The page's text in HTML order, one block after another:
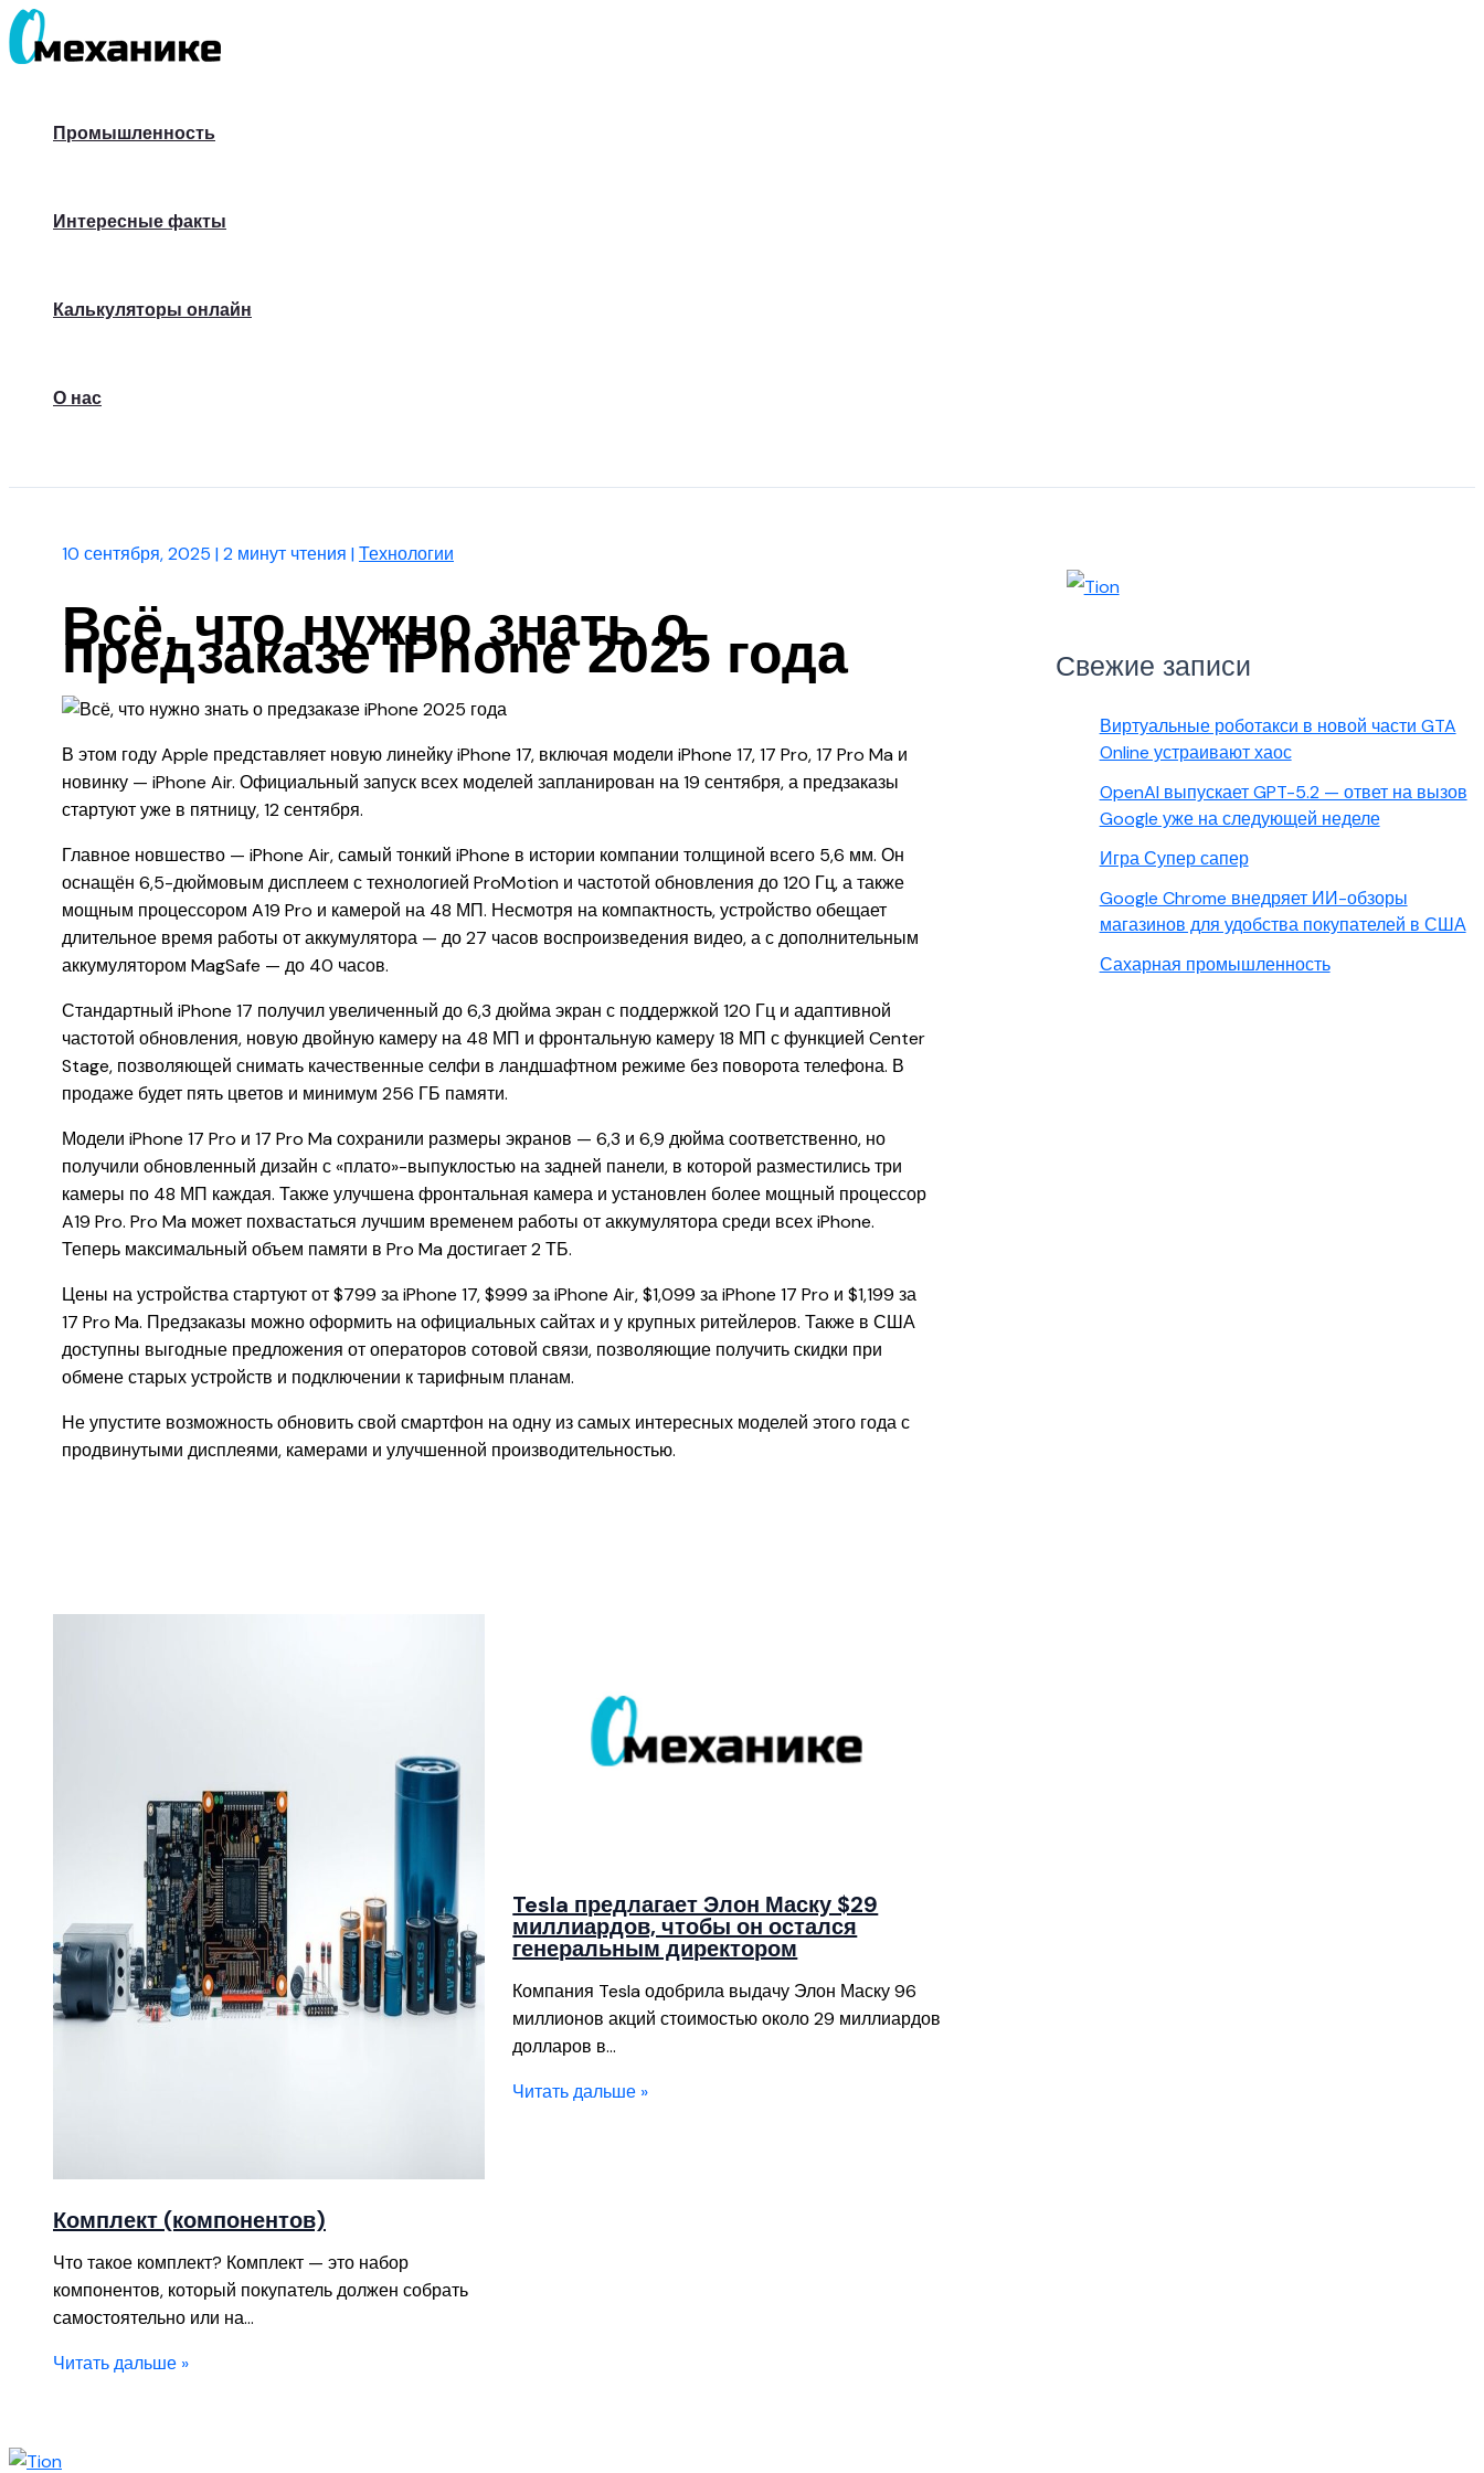
Перейти
к
Промышленность
Интересные факты
Калькуляторы онлайн
О нас
10 сентября, 2025 |2 минут чтения |Технологии
Всё, что нужно знать о
предзаказе iPhone 2025 года
В этом году Apple представляет новую линейку iPhone 17, включая модели iPhone 17, 17 Pro, 17 Pro Ma и
новинку — iPhone Air. Официальный запуск всех моделей запланирован на 19 сентября, а предзаказы
стартуют уже в пятницу, 12 сентября.
Главное новшество — iPhone Air, самый тонкий iPhone в истории компании толщиной всего 5,6 мм. Он
оснащён 6,5-дюймовым дисплеем с технологией ProMotion и частотой обновления до 120 Гц, а также
мощным процессором A19 Pro и камерой на 48 МП. Несмотря на компактность, устройство обещает
длительное время работы от аккумулятора — до 27 часов воспроизведения видео, а с дополнительным
аккумулятором MagSafe — до 40 часов.
Стандартный iPhone 17 получил увеличенный до 6,3 дюйма экран с поддержкой 120 Гц и адаптивной
частотой обновления, новую двойную камеру на 48 МП и фронтальную камеру 18 МП с функцией Center
Stage, позволяющей снимать качественные селфи в ландшафтном режиме без поворота телефона. В
продаже будет пять цветов и минимум 256 ГБ памяти.
Модели iPhone 17 Pro и 17 Pro Ma сохранили размеры экранов — 6,3 и 6,9 дюйма соответственно, но
получили обновленный дизайн с «плато»-выпуклостью на задней панели, в которой разместились три
камеры по 48 МП каждая. Также улучшена фронтальная камера и установлен более мощный процессор
A19 Pro. Pro Ma может похвастаться лучшим временем работы от аккумулятора среди всех iPhone.
Теперь максимальный объем памяти в Pro Ma достигает 2 ТБ.
Цены на устройства стартуют от $799 за iPhone 17, $999 за iPhone Air, $1,099 за iPhone 17 Pro и $1,199 за
17 Pro Ma. Предзаказы можно оформить на официальных сайтах и у крупных ритейлеров. Также в США
доступны выгодные предложения от операторов сотовой связи, позволяющие получить скидки при
обмене старых устройств и подключении к тарифным планам.
Не упустите возможность обновить свой смартфон на одну из самых интересных моделей этого года с
продвинутыми дисплеями, камерами и улучшенной производительностью.
Комплект (компонентов)
Что такое комплект? Комплект — это набор
компонентов, который покупатель должен собрать
самостоятельно или на…
Читать дальше »
Tesla предлагает Элон Маску $29
миллиардов, чтобы он остался
генеральным директором
Компания Tesla одобрила выдачу Элон Маску 96
миллионов акций стоимостью около 29 миллиардов
долларов в…
Читать дальше »
Свежие записи
Виртуальные роботакси в новой части GTA
Online устраивают хаос
OpenAI выпускает GPT-5.2 — ответ на вызов
Google уже на следующей неделе
Игра Супер сапер
Google Chrome внедряет ИИ-обзоры
магазинов для удобства покупателей в США
Сахарная промышленность